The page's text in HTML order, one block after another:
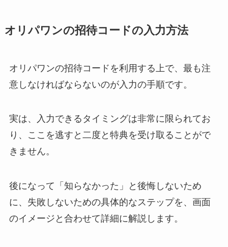
オリパワンの招待コードの入力方法
オリパワンの招待コードを利用する上で、最も注
意しなければならないのが入力の手順です。
実は、入力できるタイミングは非常に限られてお
り、ここを逃すと二度と特典を受け取ることがで
きません。
後になって「知らなかった」と後悔しないため
に、失敗しないための具体的なステップを、画面
のイメージと合わせて詳細に解説します。